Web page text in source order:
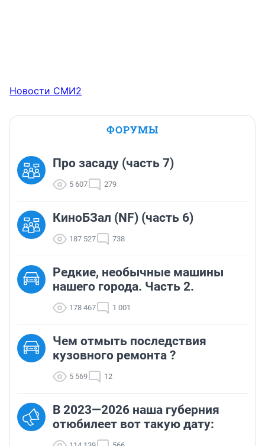
Новости СМИ2
ФОРУМЫ
Про засаду (часть 7)
5 607 279
КиноБЗал (NF) (часть 6)
187 527 738
Редкие, необычные машины
нашего города. Часть 2.
178 467 1 001
Чем отмыть последствия
кузовного ремонта ?
5 569 12
В 2023—2026 наша губерния
отюбилеет вот такую дату: